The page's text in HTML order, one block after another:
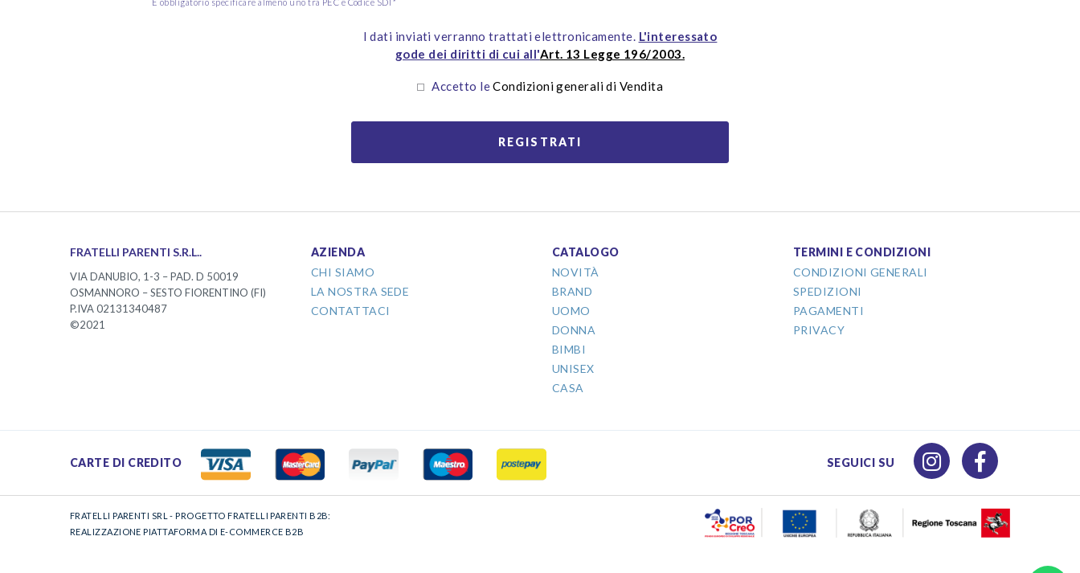
I dati inviati verranno trattati elettronicamente. L'interessato
gode dei diritti di cui all'Art. 13 Legge 196/2003.
Accetto leCondizioni generali di Vendita
REGISTRATI
FRATELLI PARENTI S.R.L..
VIA DANUBIO, 1-3 – PAD. D 50019
OSMANNORO – SESTO FIORENTINO (FI)
P.IVA 02131340487
©2021
AZIENDA
CHI SIAMO
LA NOSTRA SEDE
CONTATTACI
CATALOGO
NOVITÀ
BRAND
UOMO
DONNA
BIMBI
UNISEX
CASA
TERMINI E CONDIZIONI
CONDIZIONI GENERALI
SPEDIZIONI
PAGAMENTI
PRIVACY
CARTE DI CREDITO SEGUICI SU
FRATELLI PARENTI SRL - PROGETTO FRATELLI PARENTI B2B:
REALIZZAZIONE PIATTAFORMA DI E-COMMERCE B2B